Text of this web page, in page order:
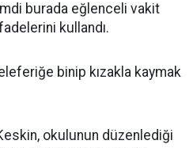
burada eğlenceli vakit
kullandı.
binip kızakla kaymak
okulunun düzenlediği